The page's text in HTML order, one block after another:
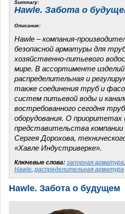
Summary:
Hawle. Забота о
Описание:
Hawle – компания-
безопасной арматуры для
хозяйственно-питьевого
мире. В ассортименте изделий
распределительная и
также соединения труб и
систем питьевой воды и
востребованного сегодня
оборудования. О приоритетах
представительства
Сергея Дорохова,
«Хавле Индустриверке».
Ключевые слова: запорная арматура,
Hawle, распределительная арматура
Hawle. Забота о будущем